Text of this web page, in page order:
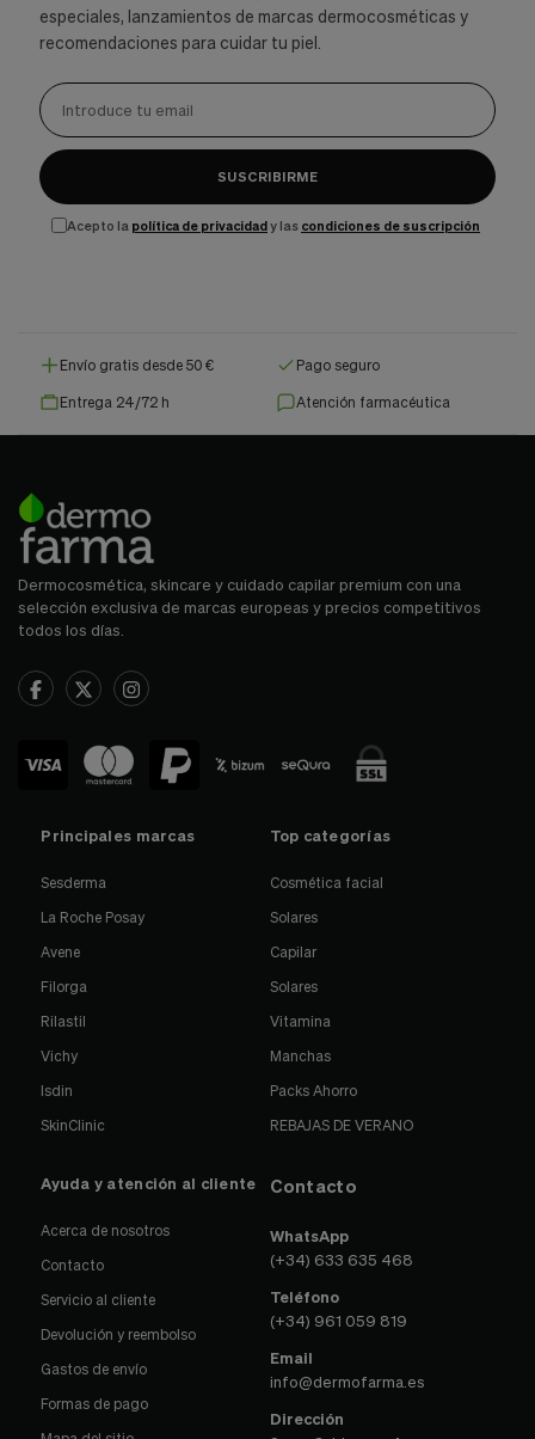
especiales, lanzamientos de marcas dermocosméticas y
recomendaciones para cuidar tu piel.
SUSCRIBIRME
Acepto la política de privacidady las condiciones de suscripción
Envío gratis desde 50 € Pago seguro
Entrega 24/72 h Atención farmacéutica
Dermocosmética, skincare y cuidado capilar premium con una
selección exclusiva de marcas europeas y precios competitivos
todos los días.
Principales marcas
Sesderma
La Roche Posay
Avene
Filorga
Rilastil
Vichy
Isdin
SkinClinic
Top categorías
Cosmética facial
Solares
Capilar
Solares
Vitamina
Manchas
Packs Ahorro
REBAJAS DE VERANO
Ayuda y atención al cliente
Acerca de nosotros
Contacto
Servicio al cliente
Devolución y reembolso
Gastos de envío
Formas de pago
Contacto
WhatsApp
(+34) 633 635 468
Teléfono
(+34) 961 059 819
Email
info@dermofarma.es
Dirección